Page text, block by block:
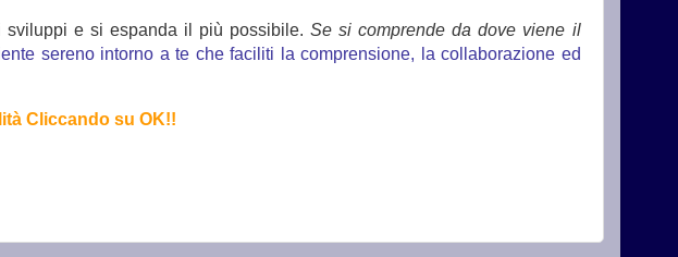
sviluppi e si espanda il più possibile.Se si comprende da dove viene il
sereno intorno a te che faciliti la comprensione, la collaborazione ed
Cliccando su OK!!